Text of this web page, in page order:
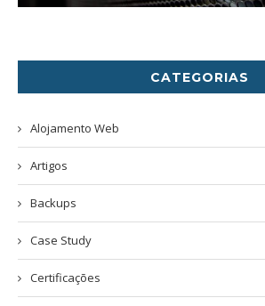
CATEGORIAS
Alojamento Web
Artigos
Backups
Case Study
Certificações